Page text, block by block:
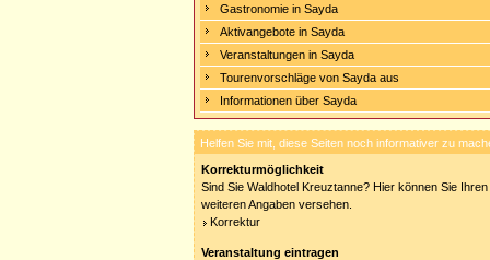
Gastronomie in Sayda
Aktivangebote in Sayda
Veranstaltungen in Sayda
Tourenvorschläge von Sayda aus
Informationen über Sayda
Helfen Sie mit, diese Seiten noch informativer zu
Korrekturmöglichkeit
Sind Sie Waldhotel Kreuztanne? Hier können Sie
weiteren Angaben versehen.
Korrektur
Veranstaltung eintragen